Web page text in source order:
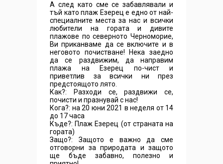
А след като сме се забавлявали и
тъй като плаж Езерец е едно от най-
специалните места за нас и всички
любители на гората и дивите
плажове по северното Черноморие,
Ви приканваме да се включите и в
неговото почистване! Нека заедно
да се раздвижим, да направим
плажа на Езерец по-чист и
приветлив за всички ни през
предстоящото лято.
Как?: Разходи се, раздвижи се,
почисти и празнувай с нас!
Кога?: на 20 юни 2021 в неделя от 14
до 17 часа
Къде?: Плаж Езерец (от страната на
гората)
Защо?: Защото е важно да сме
отговорни за природата и защото
ще бъде забавно, полезно и